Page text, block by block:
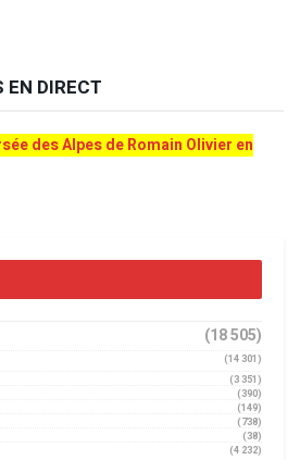
EN DIRECT
des Alpes de Romain Olivier en
(18 505)
(14 301)
(3 351)
(390)
(149)
(738)
(38)
(4 232)